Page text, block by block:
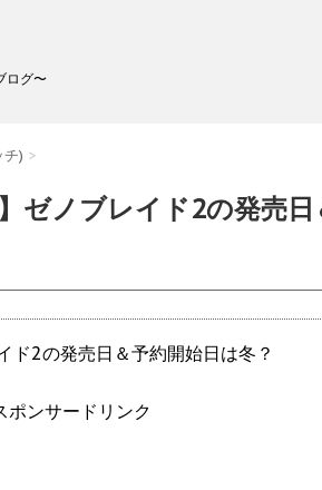
ログ〜
) >
ゼノブレイド2の発売
ポンサードリンク